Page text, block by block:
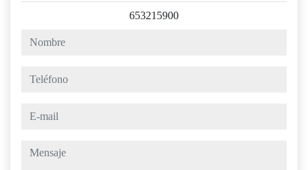
653215900
nombre
teléfono
e-mail
mensaje